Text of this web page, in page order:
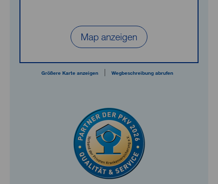
Map anzeigen
Größere Karte anzeigen| Wegbeschreibung abrufen